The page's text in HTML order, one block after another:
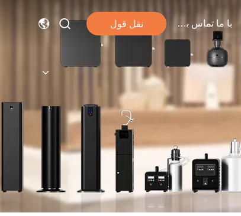
با ما تماس بگیرید نقل قول